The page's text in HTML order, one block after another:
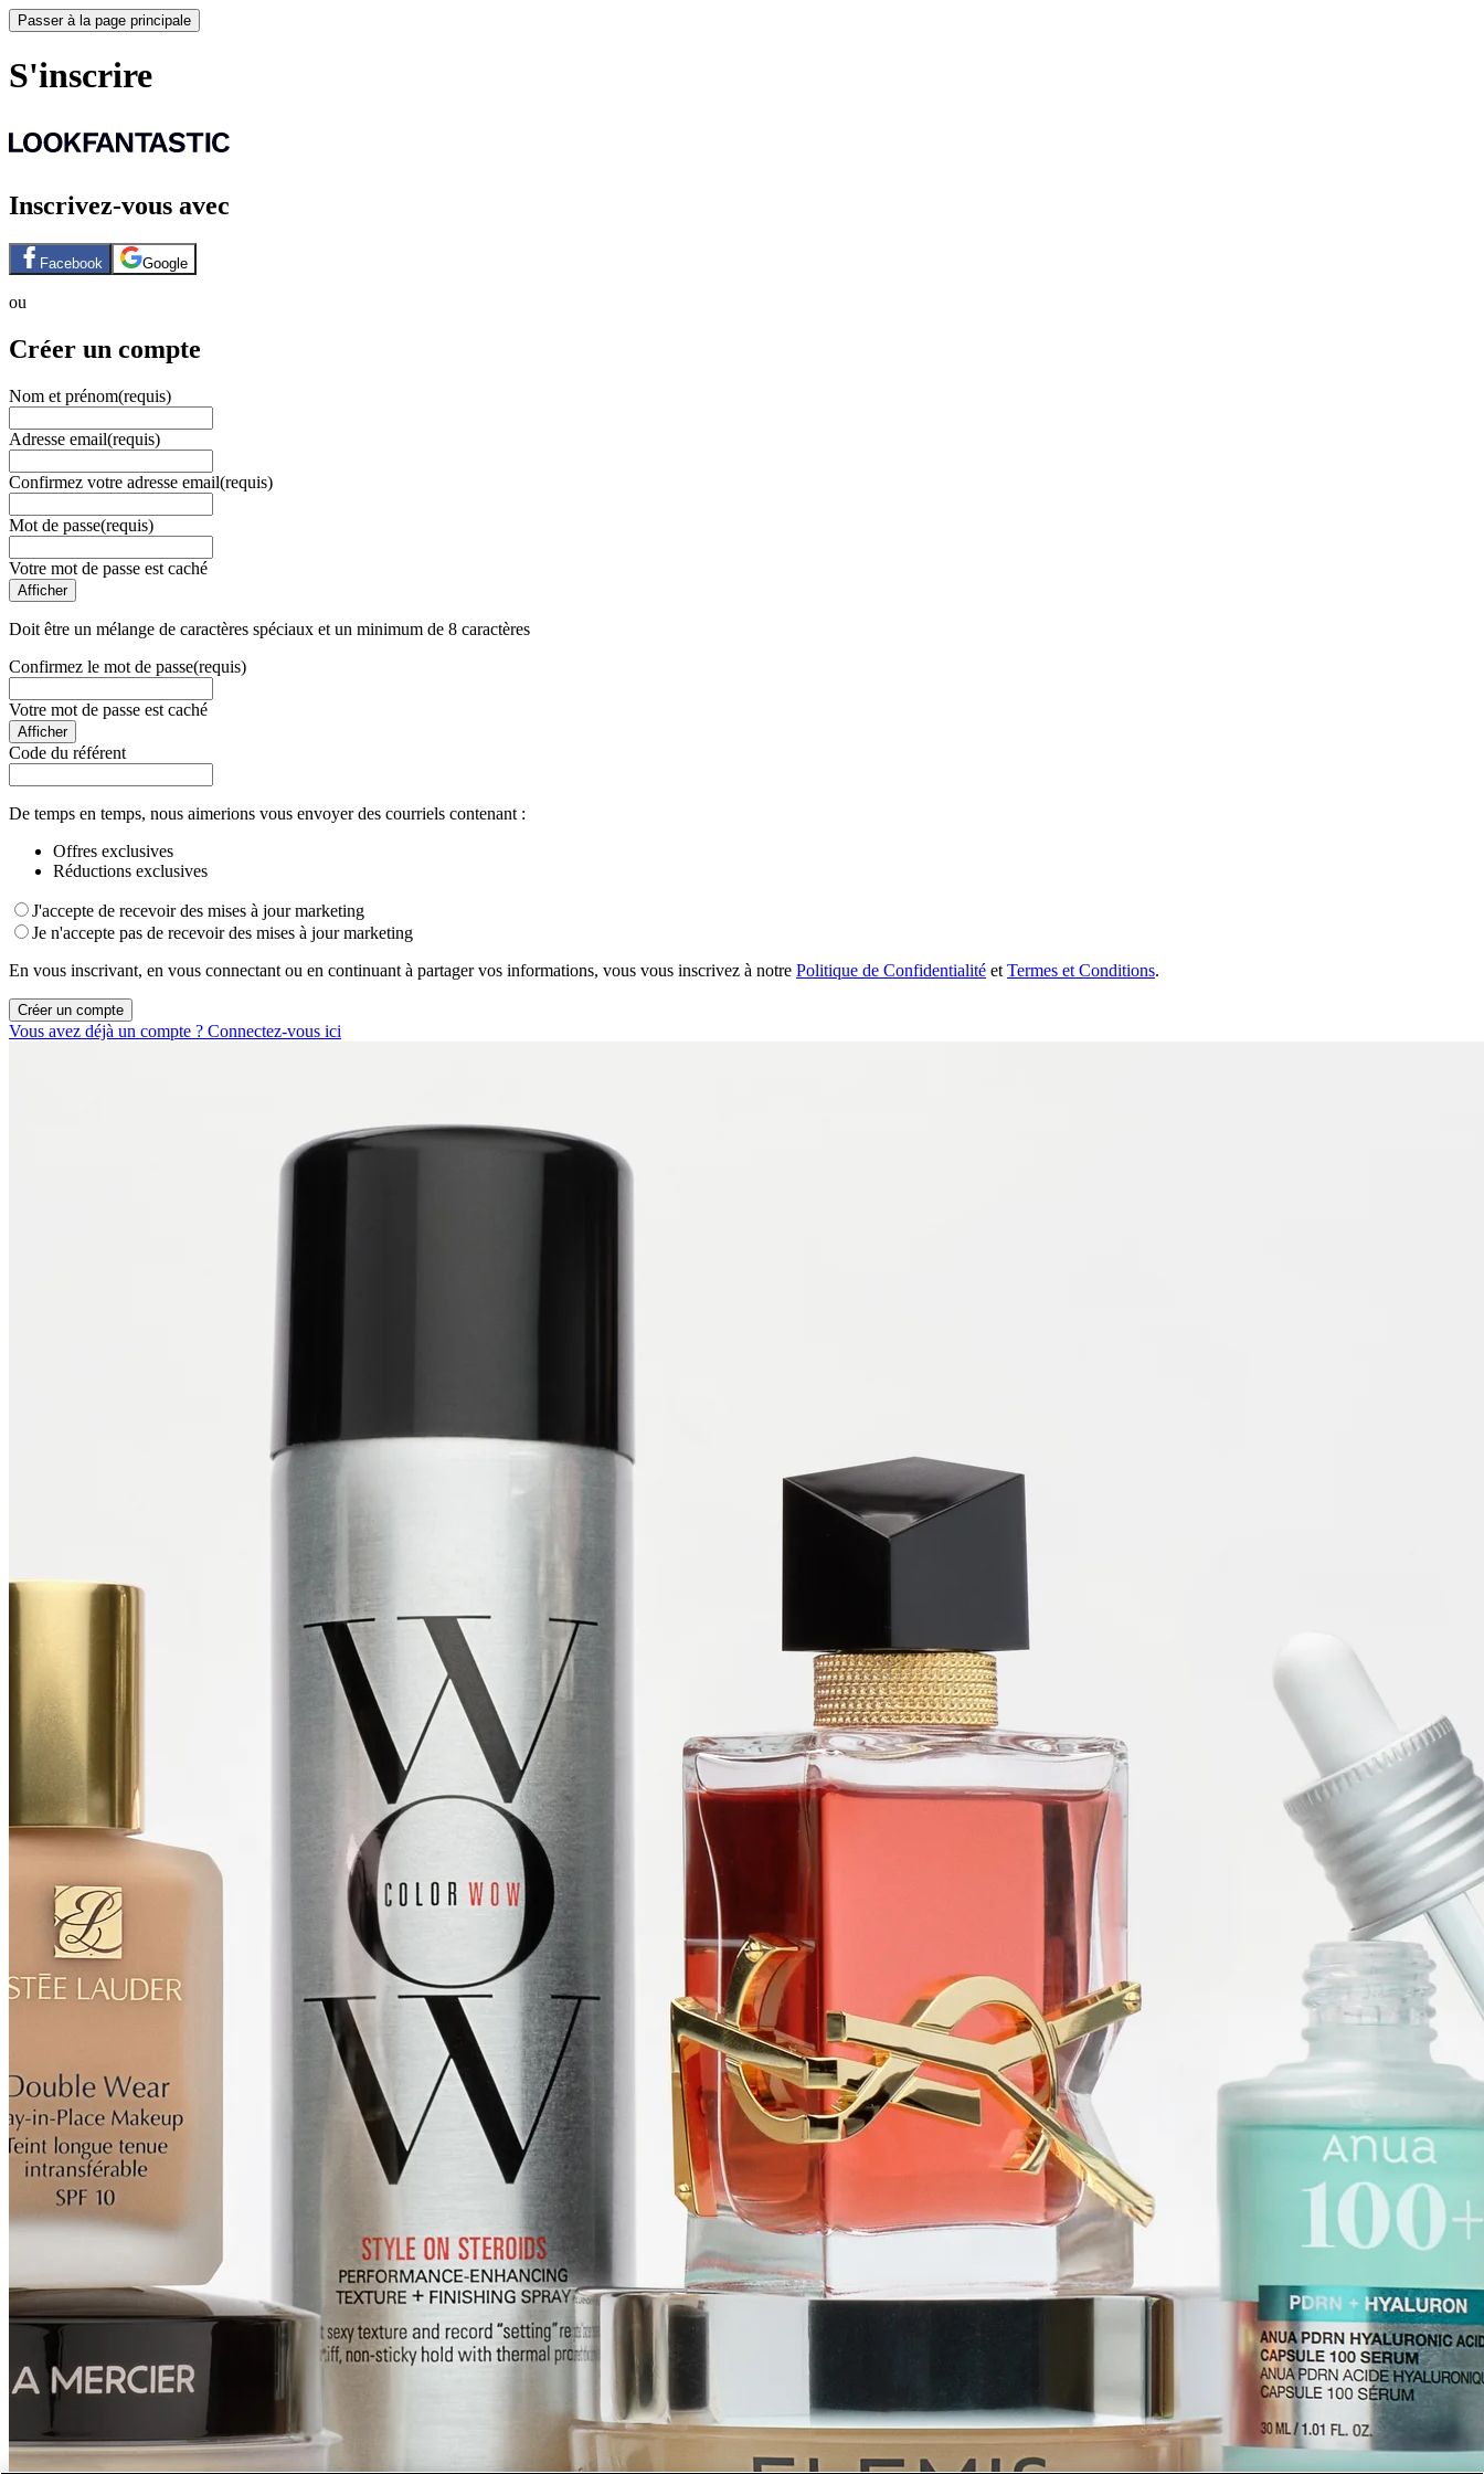
Passer à la page principale
S'inscrire
Inscrivez-vous avec
Facebook Google
ou
Créer un compte
Nom et prénom(requis)
Adresse email(requis)
Confirmez votre adresse email(requis)
Mot de passe(requis)
Votre mot de passe est caché
Afficher
Doit être un mélange de caractères spéciaux et un minimum de 8 caractères
Confirmez le mot de passe(requis)
Votre mot de passe est caché
Afficher
Code du référent
De temps en temps, nous aimerions vous envoyer des courriels contenant :
Offres exclusives
Réductions exclusives
J'accepte de recevoir des mises à jour marketing
Je n'accepte pas de recevoir des mises à jour marketing
En vous inscrivant, en vous connectant ou en continuant à partager vos informations, vous vous inscrivez à notre Politique de Confidentialité et Termes et Conditions.
Créer un compte
Vous avez déjà un compte ? Connectez-vous ici